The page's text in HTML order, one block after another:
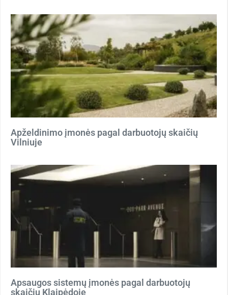
Apželdinimo įmonės pagal darbuotojų skaičių
Vilniuje
Apsaugos sistemų įmonės pagal darbuotojų
skaičių Klaipėdoje